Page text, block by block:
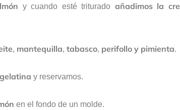
y cuando esté triturado añadimos la
, mantequilla, tabasco, perifollo y pimienta.
gelatina y reservamos.
en el fondo de un molde.